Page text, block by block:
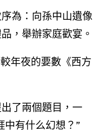
為：向孫中山遺像
，舉辦家庭歡宴。
年夜的要數《西方
了兩個題目，一
中有什么幻想？”